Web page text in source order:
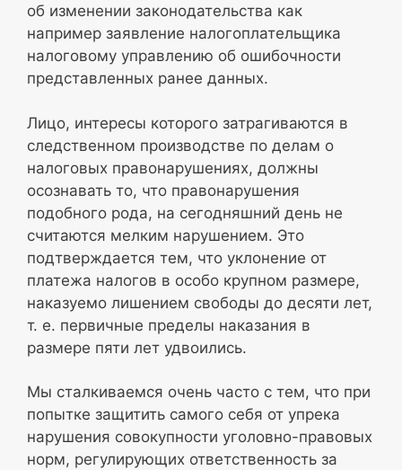
об изменении законодательства как
например заявление налогоплательщика
налоговому управлению об ошибочности
представленных ранее данных.
Лицо, интересы которого затрагиваются в
следственном производстве по делам о
налоговых правонарушениях, должны
осознавать то, что правонарушения
подобного рода, на сегодняшний день не
считаются мелким нарушением. Это
подтверждается тем, что уклонение от
платежа налогов в особо крупном размере,
наказуемо лишением свободы до десяти лет,
т. е. первичные пределы наказания в
размере пяти лет удвоились.
Мы сталкиваемся очень часто с тем, что при
попытке защитить самого себя от упрека
нарушения совокупности уголовно-правовых
норм, регулирующих ответственность за